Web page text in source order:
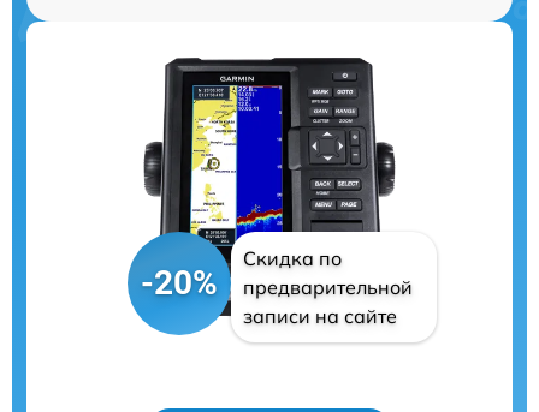
-20%
Скидка по
предварительной
записи на сайте